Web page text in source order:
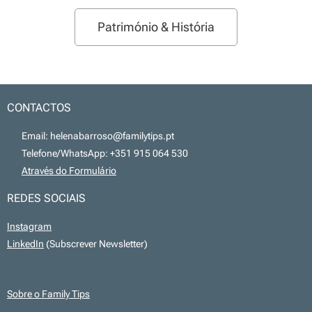
Património & História
CONTACTOS
📧 Email: helenabarroso@familytips.pt
📞 Telefone/WhatsApp: +351 915 064 530
Através do Formulário
REDES SOCIAIS
Instagram
LinkedIn (Subscrever Newsletter)
Sobre o Family Tips